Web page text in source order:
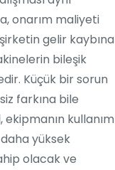
onarım maliyeti
gelir kaybına
bileşik
Küçük bir sorun
farkına bile
kullanım
yüksek
olacak ve